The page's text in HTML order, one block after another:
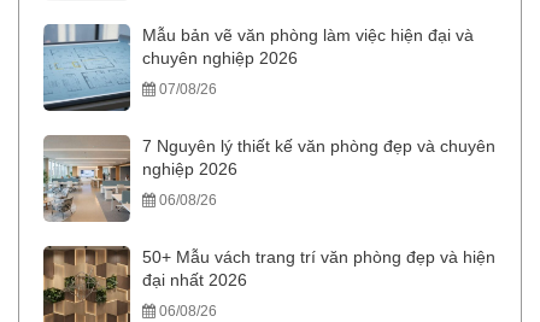
Mẫu bản vẽ văn phòng làm việc hiện đại và
chuyên nghiệp 2026
07/08/26
7 Nguyên lý thiết kế văn phòng đẹp và chuyên
nghiệp 2026
06/08/26
50+ Mẫu vách trang trí văn phòng đẹp và hiện
đại nhất 2026
06/08/26